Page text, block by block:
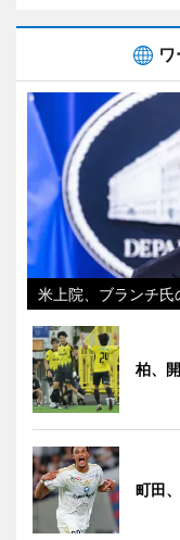
米上院、ブランチ
柏、
町田